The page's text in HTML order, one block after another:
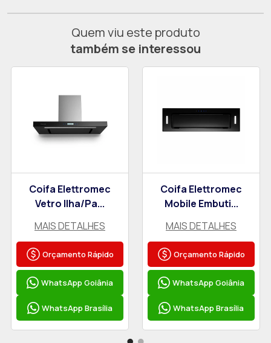
Quem viu este produto
também se interessou
Coifa Elettromec
Vetro Ilha/Pa...
MAIS DETALHES
Orçamento Rápido
WhatsApp Goiânia
WhatsApp Brasília
Coifa Elettromec
Mobile Embuti...
MAIS DETALHES
Orçamento Rápido
WhatsApp Goiânia
WhatsApp Brasília